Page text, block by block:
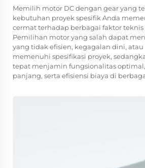
Memilih motor DC dengan gear yang
kebutuhan proyek spesifik Anda
cermat terhadap berbagai faktor teknis
Pemilihan motor yang salah dapat
yang tidak efisien, kegagalan dini,
memenuhi spesifikasi proyek,
tepat menjamin fungsionalitas
panjang, serta efisiensi biaya di